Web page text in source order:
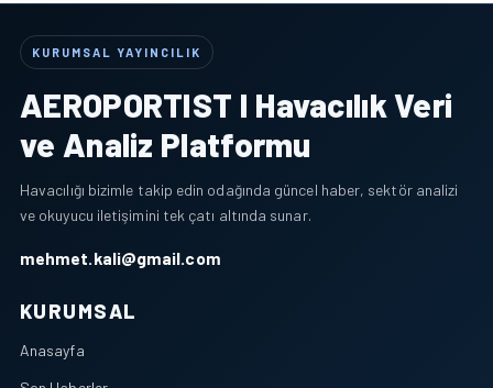
KURUMSAL YAYINCILIK
AEROPORTIST I Havacılık Veri
ve Analiz Platformu
Havacılığı bizimle takip edin odağında güncel haber, sektör analizi
ve okuyucu iletişimini tek çatı altında sunar.
mehmet.kali@gmail.com
KURUMSAL
Anasayfa